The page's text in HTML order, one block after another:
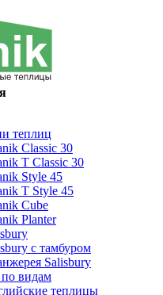
теплиц
Classic 30
T Classic 30
Style 45
Т Style 45
Cube
Planter
с тамбуром
Salisbury
видам
теплицы